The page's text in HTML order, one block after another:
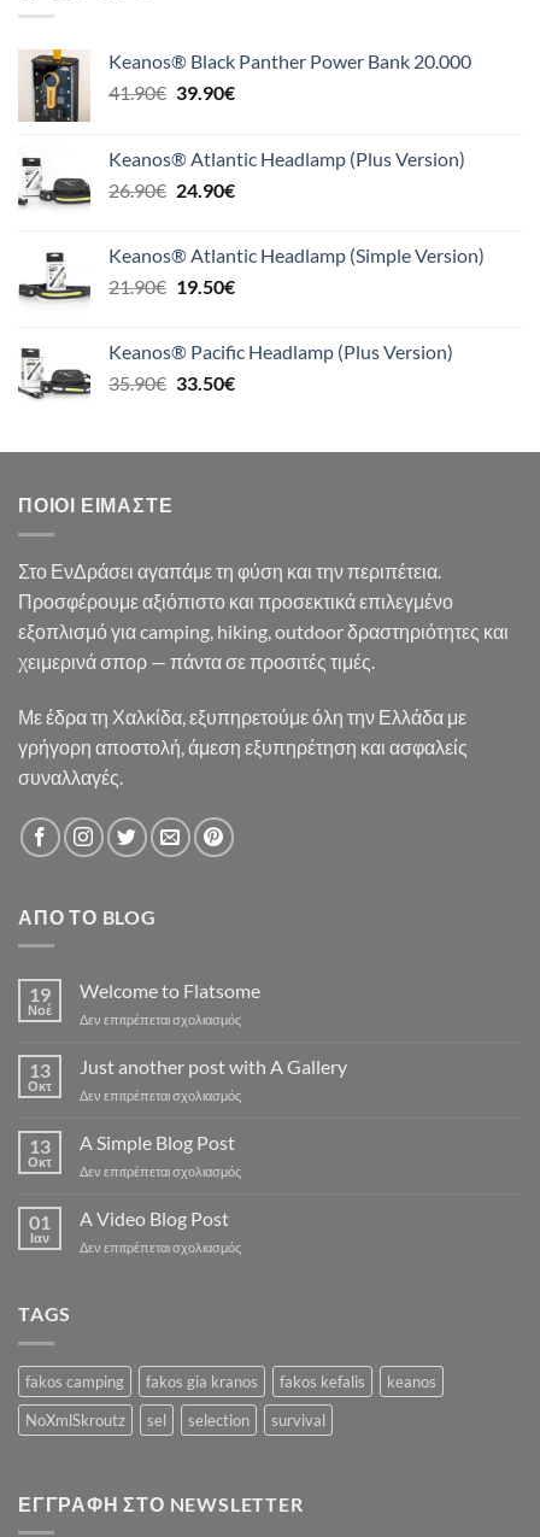
Keanos® Black Panther Power Bank 20.000
41.90€ Original
41.90€.
39.90€Η
είναι:
39.90€.
Keanos® Atlantic Headlamp (Plus Version)
26.90€ Original
26.90€.
24.90€Η
είναι:
24.90€.
Keanos® Atlantic Headlamp (Simple Version)
21.90€ Original
21.90€.
19.50€Η
είναι:
19.50€.
Keanos® Pacific Headlamp (Plus Version)
35.90€ Original
35.90€.
33.50€Η
είναι:
ΠΟΙΟΙ ΕΊΜΑΣΤΕ
Στο ΕνΔράσει αγαπάμε τη φύση και την περιπέτεια.
Προσφέρουμε αξιόπιστο και προσεκτικά επιλεγμένο
εξοπλισμό για camping, hiking, outdoor δραστηριότητες και
χειμερινά σπορ — πάντα σε προσιτές τιμές.
Με έδρα τη Χαλκίδα, εξυπηρετούμε όλη την Ελλάδα με
γρήγορη αποστολή, άμεση εξυπηρέτηση και ασφαλείς
συναλλαγές.
ΑΠΌ ΤΟ BLOG
19
Νοέ
Welcome to Flatsome
Δεν επιτρέπεται σχολιασμόςστο
to
13
Οκτ
Just another post with A Gallery
Δεν επιτρέπεται σχολιασμόςστο
with
13
Οκτ
A Simple Blog Post
Δεν επιτρέπεται σχολιασμόςστο
Post
01
Ιαν
A Video Blog Post
Δεν επιτρέπεται σχολιασμόςστο
TAGS
fakos camping fakos gia kranos fakos kefalis
keanos
NoXmlSkroutz
sel selection survival
ΕΓΓΡΑΦΉ ΣΤΟ NEWSLETTER